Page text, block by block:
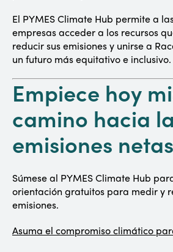
El PYMES Climate Hub permite a
empresas acceder a los recursos
reducir sus emisiones y unirse a
un futuro más equitativo e inclusivo.
Empiece hoy
camino hacia
emisiones
Súmese al PYMES Climate Hub
orientación gratuitos para medir y
emisiones.
Asuma el compromiso climático